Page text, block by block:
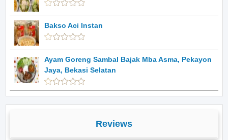
Bakso Aci Instan
Ayam Goreng Sambal Bajak Mba Asma, Pekayon
Jaya, Bekasi Selatan
Reviews